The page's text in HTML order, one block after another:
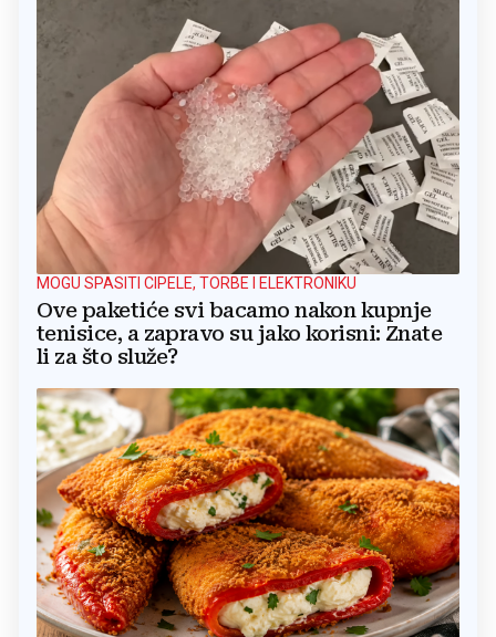
MOGU SPASITI CIPELE, TORBE I ELEKTRONIKU
Ove paketiće svi bacamo nakon kupnje
tenisice, a zapravo su jako korisni: Znate
li za što služe?